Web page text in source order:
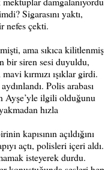
Sigarasını yaktı,
nefes çekti.
ama sıkıca kilitlenmiş
bir siren sesi duyuldu,
kırmızı ışıklar girdi.
Polis arabası
Ayşe’yle ilgili olduğunu
hızla
kapısının açıldığını
açtı, polisleri içeri aldı.
isteyerek durdu.